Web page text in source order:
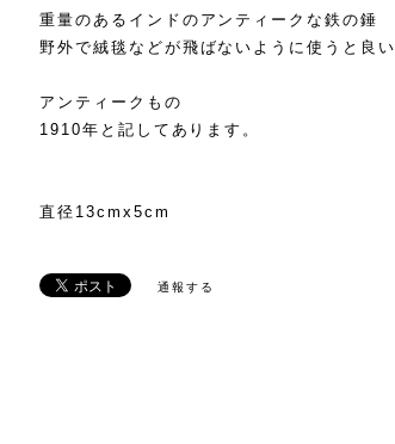
重量のあるインドのアンティークな鉄の錘
野外で絨毯などが飛ばないように使うと良い
アンティークもの
1910年と記してあります。
直径13cmx5cm
通報する